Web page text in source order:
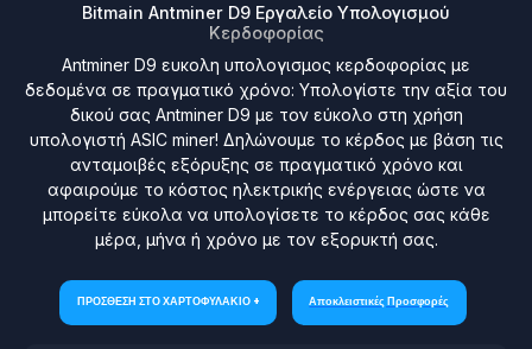
Bitmain Antminer D9 Εργαλείο Υπολογισμού
Κερδοφορίας
Antminer D9 ευκολη υπολογισμος κερδοφορίας με
δεδομένα σε πραγματικό χρόνο: Υπολογίστε την αξία του
δικού σας Antminer D9 με τον εύκολο στη χρήση
υπολογιστή ASIC miner! Δηλώνουμε το κέρδος με βάση τις
ανταμοιβές εξόρυξης σε πραγματικό χρόνο και
αφαιρούμε το κόστος ηλεκτρικής ενέργειας ώστε να
μπορείτε εύκολα να υπολογίσετε το κέρδος σας κάθε
μέρα, μήνα ή χρόνο με τον εξορυκτή σας.
ΠΡΟΣΘΕΣΗ ΣΤΟ ΧΑΡΤΟΦΥΛΑΚΙΟ + Αποκλειστικές Προσφορές